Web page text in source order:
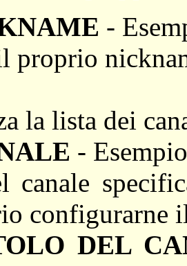
-
proprio
la lista dei
-
canale
configurarne
DEL